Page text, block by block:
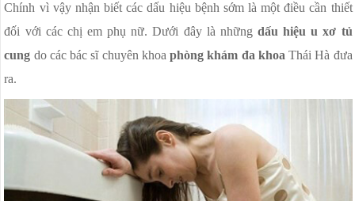
NGỨA ÂM ĐẠO
VÁ MÀNG TRINH
VIÊM CỔ TỬ CUNG
Chính vì vậy nhận biết các dấu hiệu bệnh sớm là một điều cần thiết
đối với các chị em phụ nữ. Dưới đây là những dấu hiệu u xơ tủ
cung do các bác sĩ chuyên khoaphòng khám đa khoa Thái Hà đưa
ra.